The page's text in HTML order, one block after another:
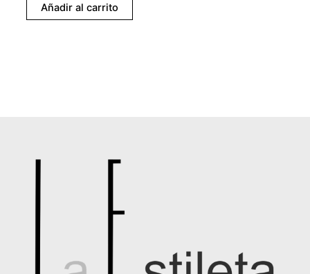
Añadir al carrito